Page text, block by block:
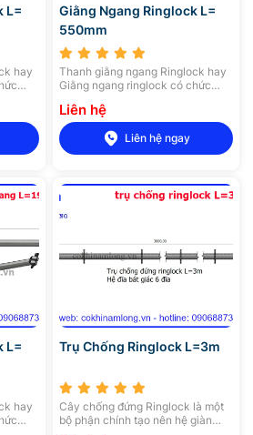
L=
hay
đĩa
Giằng Ngang Ringlock L=
550mm
Thanh giằng ngang Ringlock hay
Giằng ngang ringlock có chức
các trụ chống đứng lại với nhau,
tạo thành một hệ giàn giáo đĩa
chắc chắn.
Liên hệ
Liên hệ ngay
L=
hay
Trụ Chống Ringlock L=3m
Cây chống đứng Ringlock là một
bộ phận chính tạo nên hệ giàn